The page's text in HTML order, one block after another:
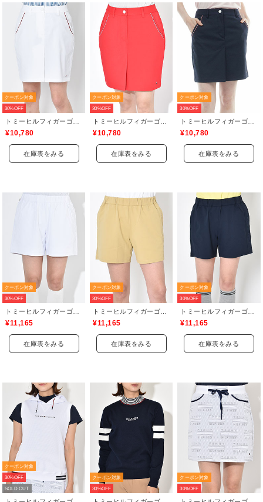
クーポン対象
30%OFF
¥10,780
在庫表をみる
クーポン対象
30%OFF
¥10,780
在庫表をみる
クーポン対象
30%OFF
¥10,780
在庫表をみる
クーポン対象
30%OFF
¥11,165
在庫表をみる
クーポン対象
30%OFF
¥11,165
在庫表をみる
クーポン対象
30%OFF
¥11,165
在庫表をみる
クーポン対象
30%OFF
SOLD OUT
クーポン対象
30%OFF
クーポン対象
30%OFF